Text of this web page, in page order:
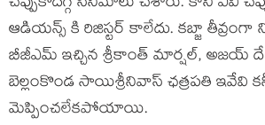
ఆడియన్స్ కి రిజిస్టర్ కాలేదు. కబ్జా
బీజీఎమ్ ఇచ్చిన శ్రీకాంత్ మార్షల్, అజయ్
బెల్లంకొండ సాయిశ్రీనివాస్ ఛత్రపతి ఇవేవి
మెప్పించలేకపోయాయి.